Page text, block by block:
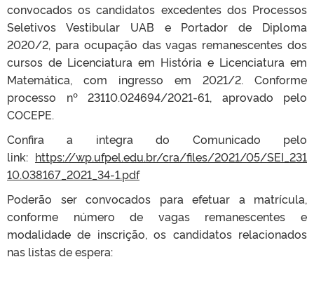
convocados os candidatos excedentes dos Processos
Seletivos Vestibular UAB e Portador de Diploma
2020/2, para ocupação das vagas remanescentes dos
cursos de Licenciatura em História e Licenciatura em
Matemática, com ingresso em 2021/2. Conforme
processo nº 23110.024694/2021-61, aprovado pelo
COCEPE.
Confira a integra do Comunicado pelo
link: https://wp.ufpel.edu.br/cra/files/2021/05/SEI_231
10.038167_2021_34-1.pdf
Poderão ser convocados para efetuar a matrícula,
conforme número de vagas remanescentes e
modalidade de inscrição, os candidatos relacionados
nas listas de espera: